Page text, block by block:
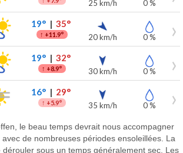
25 km/h 0 %
19°| 35°
↑ +11.9° 20 km/h 0 %
19°| 32°
↑ +8.9° 30 km/h 0 %
16°| 29°
↑ +5.9° 35 km/h 0 %
le beau temps devrait nous accompagner
de nombreuses périodes ensoleillées. La
sous un temps généralement sec. Les